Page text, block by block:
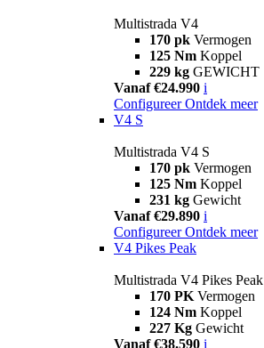
Multistrada V4
170 pk Vermogen
125 Nm Koppel
229 kg GEWICHT
Vanaf €24.990 i
Configureer Ontdek meer
V4 S
Multistrada V4 S
170 pk Vermogen
125 Nm Koppel
231 kg Gewicht
Vanaf €29.890 i
Configureer Ontdek meer
V4 Pikes Peak
Multistrada V4 Pikes Peak
170 PK Vermogen
124 Nm Koppel
227 Kg Gewicht
Vanaf €38.590 i